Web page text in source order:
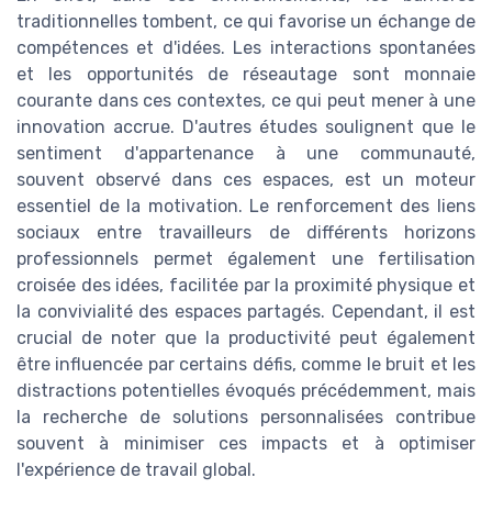
traditionnelles tombent, ce qui favorise un échange de
compétences et d'idées. Les interactions spontanées
et les opportunités de réseautage sont monnaie
courante dans ces contextes, ce qui peut mener à une
innovation accrue. D'autres études soulignent que le
sentiment d'appartenance à une communauté,
souvent observé dans ces espaces, est un moteur
essentiel de la motivation. Le renforcement des liens
sociaux entre travailleurs de différents horizons
professionnels permet également une fertilisation
croisée des idées, facilitée par la proximité physique et
la convivialité des espaces partagés. Cependant, il est
crucial de noter que la productivité peut également
être influencée par certains défis, comme le bruit et les
distractions potentielles évoqués précédemment, mais
la recherche de solutions personnalisées contribue
souvent à minimiser ces impacts et à optimiser
l'expérience de travail global.